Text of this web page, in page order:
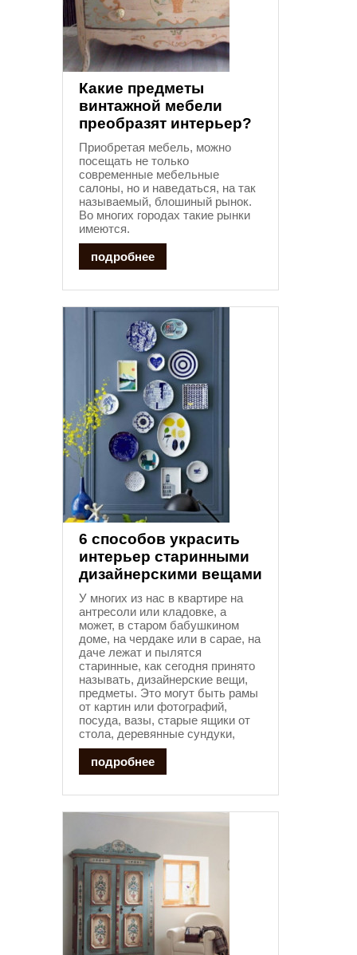
Какие предметы
винтажной мебели
преобразят интерьер?
Приобретая мебель, можно
посещать не только
современные мебельные
салоны, но и наведаться, на так
называемый, блошиный рынок.
Во многих городах такие рынки
имеются.
подробнее
6 способов украсить
интерьер старинными
дизайнерскими вещами
У многих из нас в квартире на
антресоли или кладовке, а
может, в старом бабушкином
доме, на чердаке или в сарае, на
даче лежат и пылятся
старинные, как сегодня принято
называть, дизайнерские вещи,
предметы. Это могут быть рамы
от картин или фотографий,
посуда, вазы, старые ящики от
стола, деревянные сундуки,
подробнее